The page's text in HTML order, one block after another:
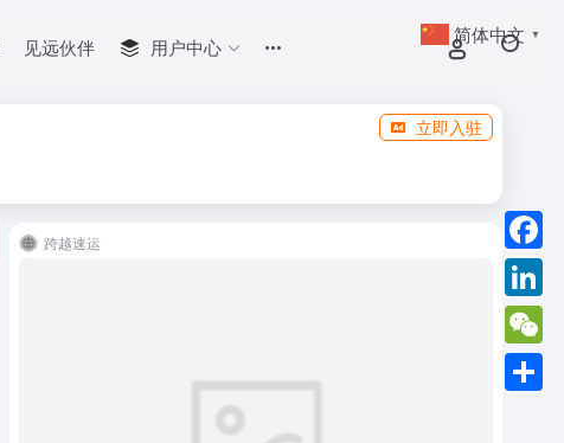
见远伙伴 用户中心
立即入驻
跨越速运
简体中文 ▼